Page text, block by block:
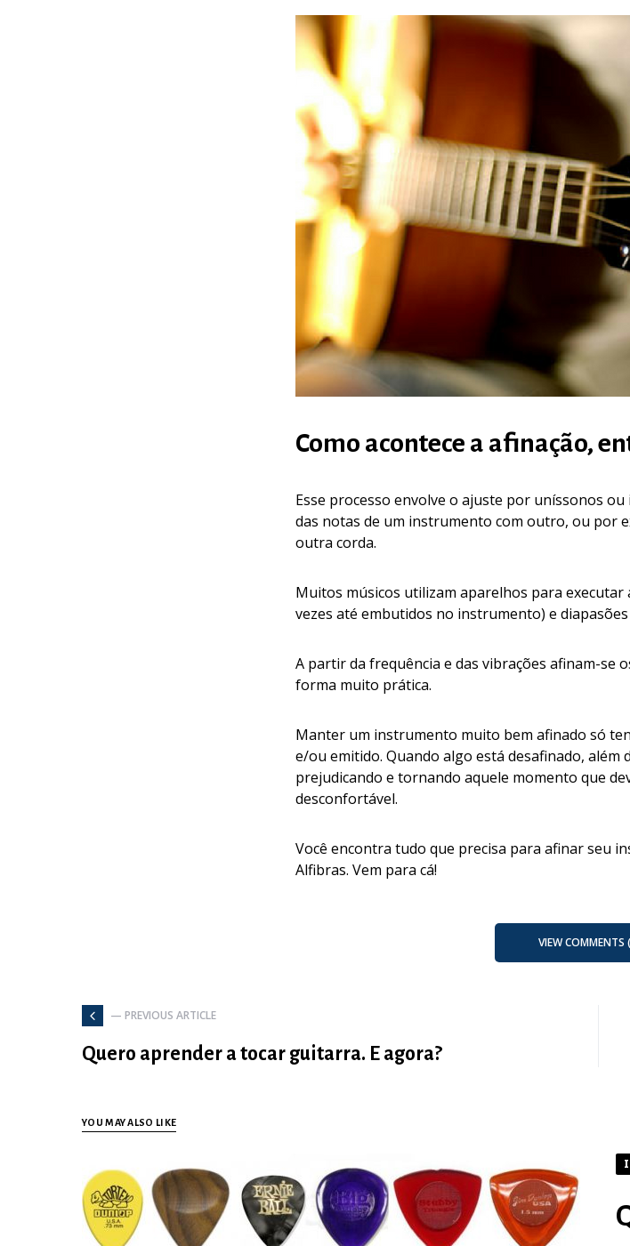
Como acontece a afinação,
Esse processo envolve o ajuste por uníssonos
das notas de um instrumento com outro, ou por
outra corda.
Muitos músicos utilizam aparelhos para executar
vezes até embutidos no instrumento) e
A partir da frequência e das vibrações afinam-se
forma muito prática.
Manter um instrumento muito bem afinado só
e/ou emitido. Quando algo está desafinado, além
prejudicando e tornando aquele momento que
desconfortável.
Você encontra tudo que precisa para afinar seu
Alfibras. Vem para cá!
VIEW COMMENTS
— PREVIOUS ARTICLE
Quero aprender a tocar guitarra. E agora?
YOU MAY ALSO LIKE
I